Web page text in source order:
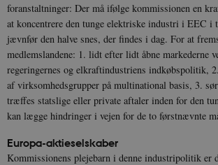
foranstaltninger: Der må ifølge kommissionen en
at koncentrere den tunge elektriske industri i EEC i
jævnfør den halve snes, der findes i dag. For at
medlemslandene: 1. lidt efter lidt åbne markederne
regeringernes og elkraftindustriens indkøbspolitik,
af virksomhedsgrupper på multinational basis, 3.
træffes statslige eller private aftaler inden for den
kan lægge hindringer i vejen for de to førstnævnte
Europa-aktieselskaber
Kommissionens plejebarn i denne industripolitik er